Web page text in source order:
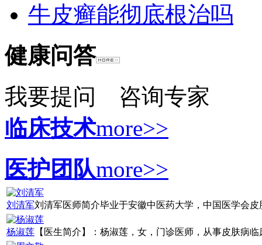
牛皮癣能彻底根治吗
健康问答
我要提问
咨询专家
临床技术more>>
医护团队more>>
刘清军刘清军医师简介毕业于安徽中医药大学，中国医学会皮
杨淑莲 【医生简介】：杨淑莲，女，门诊医师，从事皮肤病